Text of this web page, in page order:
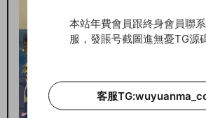
本站年費會員跟終身會員聯
服，發賬号截圖進無憂TG源
客服